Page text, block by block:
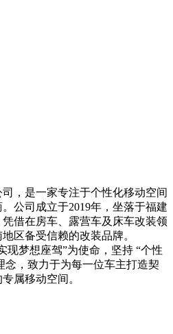
，是一家专注于个性化移动空间
公司成立于2019年，坐落于福建
借在房车、露营车及床车改装领
区备受信赖的改装品牌。
现梦想座驾”为使命，坚持 “个性
念，致力于为每一位车主打造契
属移动空间。